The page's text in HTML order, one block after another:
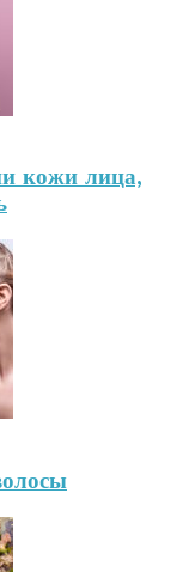
кожи лица,